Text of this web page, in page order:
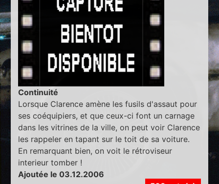
Continuité
Lorsque Clarence amène les fusils d'assaut pour
ses coéquipiers, et que ceux-ci font un carnage
dans les vitrines de la ville, on peut voir Clarence
les rappeler en tapant sur le toit de sa voiture.
En remarquant bien, on voit le rétroviseur
interieur tomber !
Ajoutée le 03.12.2006